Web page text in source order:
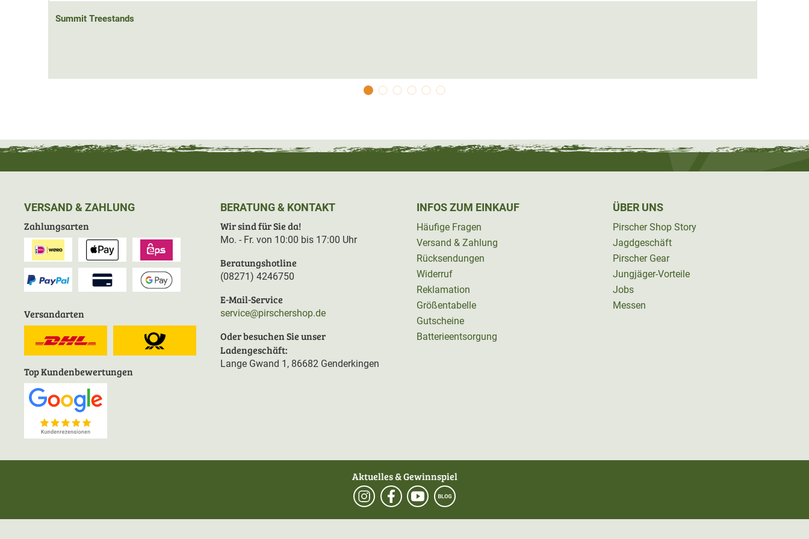
Wildwechsel zu bejagen. Alles was man benötigt ist einBaum mit einem Durchmesser von 20-
50cm.
Gewehrschützen empfehlen wirdenZusatzartikel mit der Artikelnummer 52826.Mit der
Summit Treestands
VERSAND & ZAHLUNG
Zahlungsarten
Versandarten
Top Kundenbewertungen
BERATUNG & KONTAKT
Wir sind für Sie da!
Mo. - Fr. von 10:00 bis 17:00 Uhr
Beratungshotline
(08271) 4246750
E-Mail-Service
service@pirschershop.de
Oder besuchen Sie unser
Ladengeschäft:
Lange Gwand 1, 86682 Genderkingen
INFOS ZUM EINKAUF
Häufige Fragen
Versand & Zahlung
Rücksendungen
Widerruf
Reklamation
Größentabelle
Gutscheine
Batterieentsorgung
ÜBER UNS
Pirscher Shop Story
Jagdgeschäft
Pirscher Gear
Jungjäger-Vorteile
Jobs
Messen
Aktuelles & Gewinnspiel